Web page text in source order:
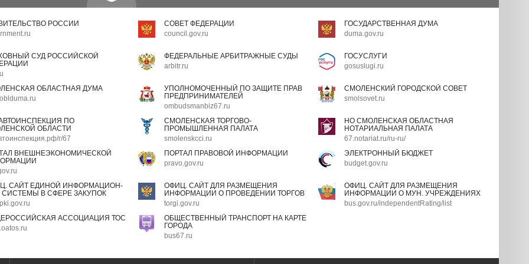
РОССИИ
СОВЕТ ФЕДЕРАЦИИ
council.gov.ru
ГОСУДАРСТВЕННАЯ ДУМА
duma.gov.ru
СУД РОССИЙСКОЙ
ФЕДЕРАЛЬНЫЕ АРБИТРАЖНЫЕ СУДЫ
arbitr.ru
ГОСУСЛУГИ
gosuslugi.ru
ОБЛАСТНАЯ ДУМА
УПОЛНОМОЧЕННЫЙ ПО ЗАЩИТЕ ПРАВ
ПРЕДПРИНИМАТЕЛЕЙ
ombudsmanbiz67.ru
СМОЛЕНСКИЙ ГОРОДСКОЙ СОВЕТ
smolsovet.ru
ПО
ОБЛАСТИ
r/67
СМОЛЕНСКАЯ ТОРГОВО-
ПРОМЫШЛЕННАЯ ПАЛАТА
smolenskcci.ru
НО СМОЛЕНСКАЯ ОБЛАСТНАЯ
НОТАРИАЛЬНАЯ ПАЛАТА
67.notariat.ru/ru-ru/
ВНЕШНЕЭКОНОМИЧЕСКОЙ
ПОРТАЛ ПРАВОВОЙ ИНФОРМАЦИИ
pravo.gov.ru
ЭЛЕКТРОННЫЙ БЮДЖЕТ
budget.gov.ru
САЙТ ЕДИНОЙ ИНФОРМАЦИОН-
СИСТЕМЫ В СФЕРЕ ЗАКУПОК
ОФИЦ. САЙТ ДЛЯ РАЗМЕЩЕНИЯ
ИНФОРМАЦИИ О ПРОВЕДЕНИИ ТОРГОВ
torgi.gov.ru
ОФИЦ. САЙТ ДЛЯ РАЗМЕЩЕНИЯ
ИНФОРМАЦИИ О МУН. УЧРЕЖДЕНИЯХ
bus.gov.ru/independentRating/list
АССОЦИАЦИЯ ТОС
ОБЩЕСТВЕННЫЙ ТРАНСПОРТ НА КАРТЕ
ГОРОДА
bus67.ru